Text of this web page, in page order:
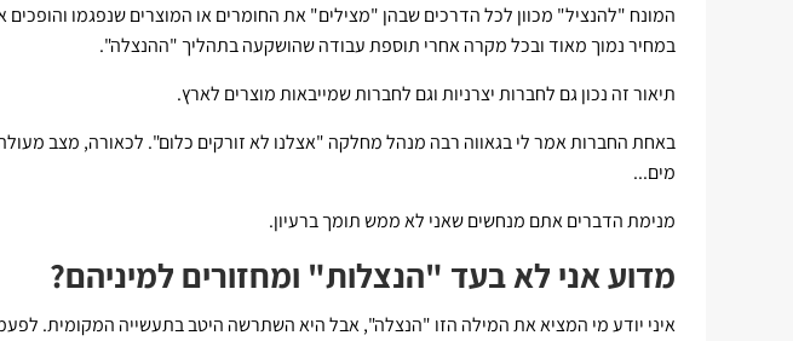
המונח "להנציל" מכוון לכל הדרכים שבהן "מצילים" את החומרים או המוצרים שנפגמו והופכים
במחיר נמוך מאוד ובכל מקרה אחרי תוספת עבודה שהושקעה בתהליך "ההנצלה".
תיאור זה נכון גם לחברות יצרניות וגם לחברות שמייבאות מוצרים לארץ.
באחת החברות אמר לי בגאווה רבה מנהל מחלקה "אצלנו לא זורקים כלום". לכאורה, מצב
מים...
מנימת הדברים אתם מנחשים שאני לא ממש תומך ברעיון.
מדוע אני לא בעד "הנצלות" ומחזורים למיניהם?
איני יודע מי המציא את המילה הזו "הנצלה", אבל היא השתרשה היטב בתעשייה המקומית.